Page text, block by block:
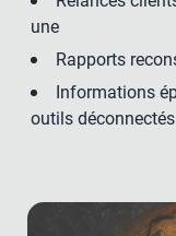
une
Rapports
Informations
outils déconnectés